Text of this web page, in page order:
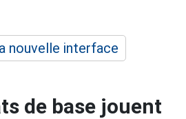
nouvelle interface
de base jouent